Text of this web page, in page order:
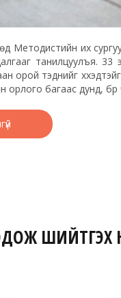
Методистийн их
танилцуулъя. 33
орой тэднийг
орлого багаас дунд, бүр
ШИЙТГЭХ